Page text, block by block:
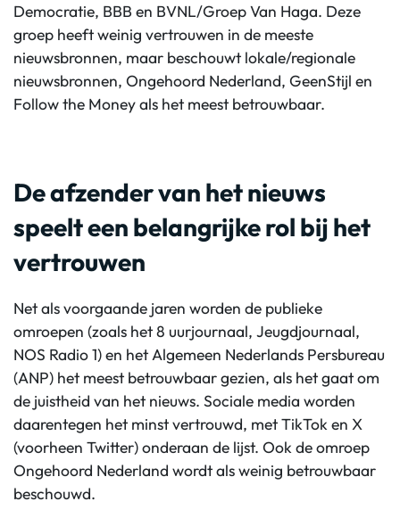
Democratie, BBB en BVNL/Groep Van Haga. Deze
groep heeft weinig vertrouwen in de meeste
nieuwsbronnen, maar beschouwt lokale/regionale
nieuwsbronnen, Ongehoord Nederland, GeenStijl en
Follow the Money als het meest betrouwbaar.
De afzender van het nieuws
speelt een belangrijke rol bij het
vertrouwen
Net als voorgaande jaren worden de publieke
omroepen (zoals het 8 uurjournaal, Jeugdjournaal,
NOS Radio 1) en het Algemeen Nederlands Persbureau
(ANP) het meest betrouwbaar gezien, als het gaat om
de juistheid van het nieuws. Sociale media worden
daarentegen het minst vertrouwd, met TikTok en X
(voorheen Twitter) onderaan de lijst. Ook de omroep
Ongehoord Nederland wordt als weinig betrouwbaar
beschouwd.